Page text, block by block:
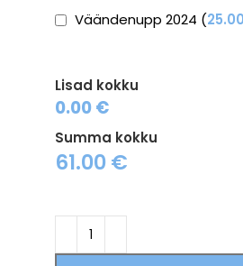
Väändenupp 2024 (25.00
Lisad kokku
0.00 €
Summa kokku
61.00€